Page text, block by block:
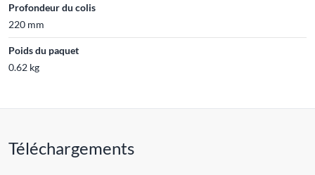
Profondeur du colis
220 mm
Poids du paquet
0.62 kg
Téléchargements